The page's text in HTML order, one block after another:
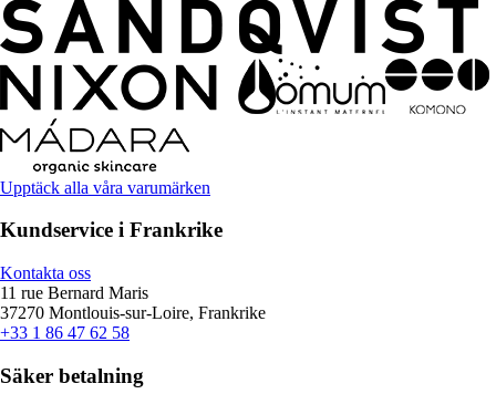
Upptäck alla våra varumärken
Kundservice i Frankrike
Kontakta oss
11 rue Bernard Maris
37270 Montlouis-sur-Loire, Frankrike
+33 1 86 47 62 58
Säker betalning